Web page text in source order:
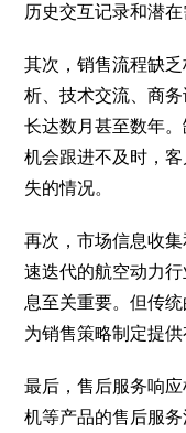
历史交互记录和潜在
其次，销售流程缺
析、技术交流、商
长达数月甚至数年
机会跟进不及时，
失的情况。
再次，市场信息收
速迭代的航空动力
息至关重要。但传
为销售策略制定提供
最后，售后服务响
机等产品的售后服